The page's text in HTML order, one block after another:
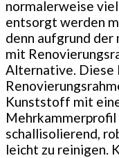
normalerweise
entsorgt werden
denn aufgrund
mit
Alternative.
Kunststoff mit
schallisolierend,
leicht zu reinigen.